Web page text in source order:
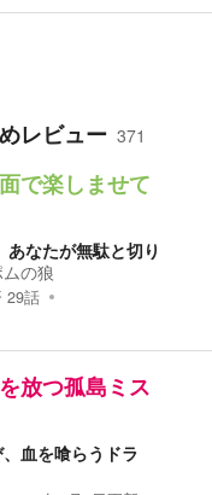
レビュー 371
で楽しませて
なたが無駄と切り
の狼
29話
放つ孤島ミス
血を喰らうドラ